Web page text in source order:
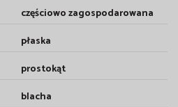
częściowo zagospodarowana
płaska
prostokąt
blacha